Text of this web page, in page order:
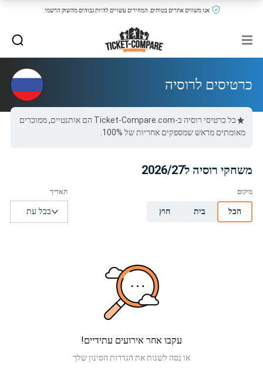
אנו משווים אתרים בטוחים, המחירים עשויים להיות גבוהים מהשוק הרשמי.
כרטיסים לרוסיה
כל כרטיסי רוסיה ב-Ticket-Compare.com הם אותנטיים, ממוכרים
מאומתים מראש שמספקים אחריות של 100%.
משחקי רוסיה ל2026/27
הכל בית חוץ
עקבו אחר אירועים עתידיים!
או נסה לשנות את הגדרות הסינון שלך